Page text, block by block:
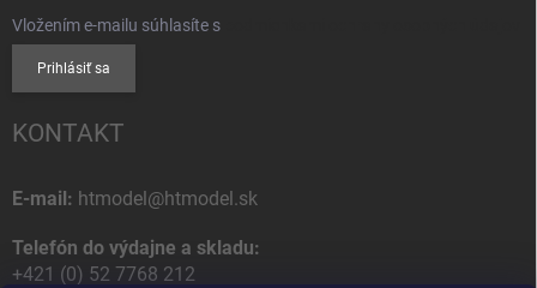
Vložením e-mailu súhlasíte s
Prihlásiť sa
KONTAKT
E-mail: htmodel@htmodel.sk
Telefón do výdajne a skladu:
+421 (0) 52 7768 212